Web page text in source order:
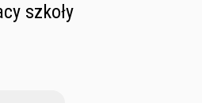
szkoły